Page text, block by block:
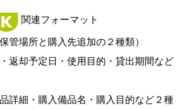
関連フォーマット
保管場所と購入先追加の２種類）
・返却予定日・使用目的・貸出期間など
品詳細・購入備品名・購入目的など２種